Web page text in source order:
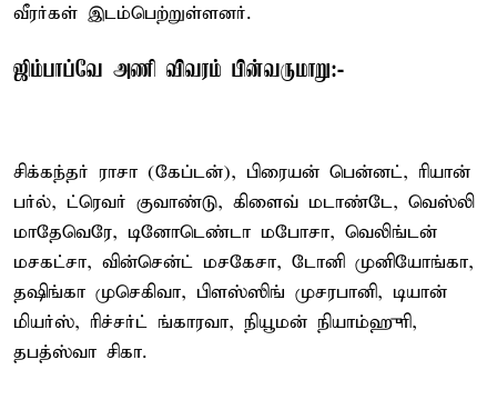
வீரர்கள் இடம்பெற்றுள்ளனர்.
ஜிம்பாப்வே அணி விவரம் பின்வருமாறு:-
சிக்கந்தர் ராசா (கேப்டன்), பிரையன் பென்னட், ரியான்
பர்ல், ட்ரெவர் குவாண்டு, கிளைவ் மடாண்டே, வெஸ்லி
மாதேவெரே, டினோடெண்டா மபோசா, வெலிங்டன்
மசகட்சா, வின்சென்ட் மசகேசா, டோனி முனியோங்கா,
தஷிங்கா முசெகிவா, பிளஸ்ஸிங் முசரபானி, டியான்
மியர்ஸ், ரிச்சர்ட் ங்காரவா, நியூமன் நியாம்ஹுரி,
தபத்ஸ்வா சிகா.